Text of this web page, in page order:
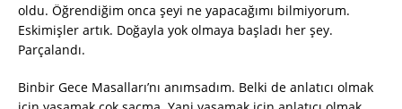
oldu. Öğrendiğim onca şeyi ne yapacağımı bilmiyorum.
Eskimişler artık. Doğayla yok olmaya başladı her şey.
Parçalandı.
Binbir Gece Masalları’nı anımsadım. Belki de anlatıcı olmak